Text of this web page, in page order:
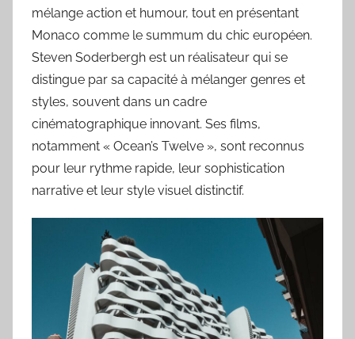
mélange action et humour, tout en présentant
Monaco comme le summum du chic européen.
Steven Soderbergh est un réalisateur qui se
distingue par sa capacité à mélanger genres et
styles, souvent dans un cadre
cinématographique innovant. Ses films,
notamment « Ocean’s Twelve », sont reconnus
pour leur rythme rapide, leur sophistication
narrative et leur style visuel distinctif.